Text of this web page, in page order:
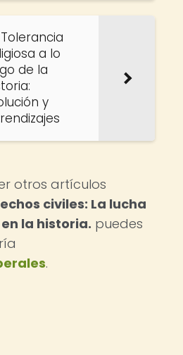
a lo
de la
y
otros artículos
civiles: La lucha
la historia. puedes
.